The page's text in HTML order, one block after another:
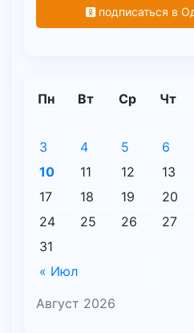
подписаться в
Август 2026
Пн Вт Ср Чт
« Июл
3
4 5 6
10
11 12 13
17
18 19 20
24
25 26 27
31